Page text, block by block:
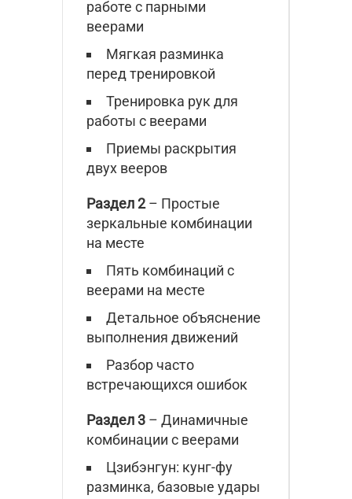
работе с парными
веерами
Мягкая разминка
перед тренировкой
Тренировка рук для
работы с веерами
Приемы раскрытия
двух вееров
Раздел 2– Простые
зеркальные комбинации
на месте
Пять комбинаций с
веерами на месте
Детальное объяснение
выполнения движений
Разбор часто
встречающихся ошибок
Раздел 3 – Динамичные
комбинации с веерами
Цзибэнгун: кунг-фу
разминка, базовые удары